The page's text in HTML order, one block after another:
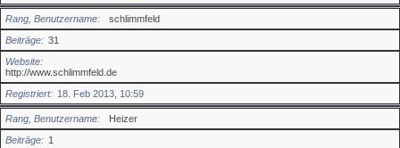
Rang, Benutzername
schlimmfeld
Beiträge
31
Website
http://www.schlimmfeld.de
Registriert
18. Feb 2013, 10:59
Rang, Benutzername
Heizer
Beiträge
1